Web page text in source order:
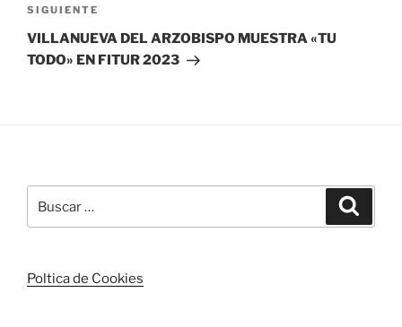
Siguiente
entrada
SIGUIENTE
VILLANUEVA DEL ARZOBISPO MUESTRA «TU
TODO» EN FITUR 2023
por:
Poltica de Cookies